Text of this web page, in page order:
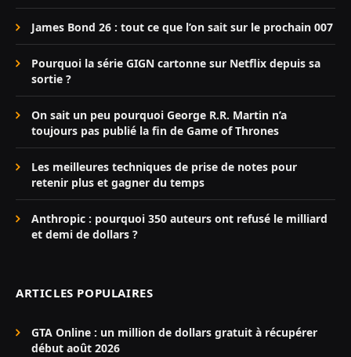
James Bond 26 : tout ce que l’on sait sur le prochain 007
Pourquoi la série GIGN cartonne sur Netflix depuis sa
sortie ?
On sait un peu pourquoi George R.R. Martin n’a
toujours pas publié la fin de Game of Thrones
Les meilleures techniques de prise de notes pour
retenir plus et gagner du temps
Anthropic : pourquoi 350 auteurs ont refusé le milliard
et demi de dollars ?
ARTICLES POPULAIRES
GTA Online : un million de dollars gratuit à récupérer
début août 2026